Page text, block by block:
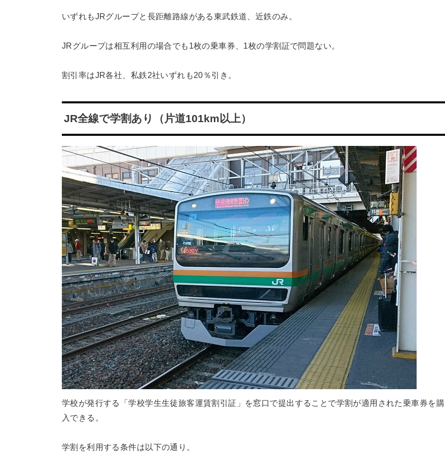
いずれもJRグループと長距離路線がある東武鉄道、近鉄のみ。
JRグループは相互利用の場合でも1枚の乗車券、1枚の学割証で問題ない。
割引率はJR各社、私鉄2社いずれも20％引き。
JR全線で学割あり（片道101km以上）
学校が発行する「学校学生生徒旅客運賃割引証」を窓口で提出することで学割が適用された乗車券を購
入できる。
学割を利用する条件は以下の通り。